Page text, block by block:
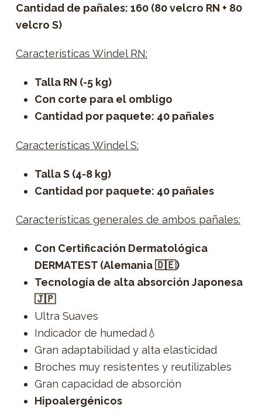
Cantidad de pañales: 160 (80 velcro RN + 80
velcro S)
Características Windel RN:
Talla RN (-5 kg)
Con corte para el ombligo
Cantidad por paquete: 40 pañales
Características Windel S:
Talla S (4-8 kg)
Cantidad por paquete: 40 pañales
Características generales de ambos pañales:
Con Certificación Dermatológica
DERMATEST (Alemania 🇩🇪)
Tecnología de alta absorción Japonesa
🇯🇵
Ultra Suaves
Indicador de humedad💧
Gran adaptabilidad y alta elasticidad
Broches muy resistentes y reutilizables
Gran capacidad de absorción
Hipoalergénicos